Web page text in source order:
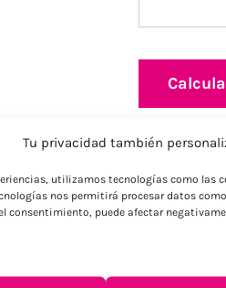
Tu privacidad también
utilizamos tecnologías como
nos permitirá procesar datos
consentimiento, puede afectar